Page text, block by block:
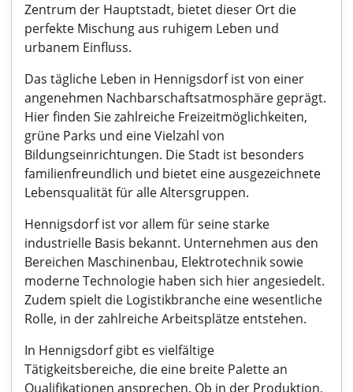
Zentrum der Hauptstadt, bietet dieser Ort die
perfekte Mischung aus ruhigem Leben und
urbanem Einfluss.
Das tägliche Leben in Hennigsdorf ist von einer
angenehmen Nachbarschaftsatmosphäre geprägt.
Hier finden Sie zahlreiche Freizeitmöglichkeiten,
grüne Parks und eine Vielzahl von
Bildungseinrichtungen. Die Stadt ist besonders
familienfreundlich und bietet eine ausgezeichnete
Lebensqualität für alle Altersgruppen.
Hennigsdorf ist vor allem für seine starke
industrielle Basis bekannt. Unternehmen aus den
Bereichen Maschinenbau, Elektrotechnik sowie
moderne Technologie haben sich hier angesiedelt.
Zudem spielt die Logistikbranche eine wesentliche
Rolle, in der zahlreiche Arbeitsplätze entstehen.
In Hennigsdorf gibt es vielfältige
Tätigkeitsbereiche, die eine breite Palette an
Qualifikationen ansprechen. Ob in der Produktion,